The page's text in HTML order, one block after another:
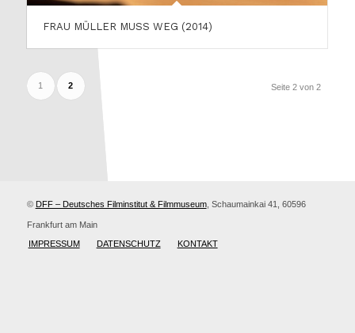
FRAU MÜLLER MUSS WEG (2014)
Seite 2 von 2
1 2
© DFF – Deutsches Filminstitut & Filmmuseum, Schaumainkai 41, 60596
Frankfurt am Main
IMPRESSUM
DATENSCHUTZ KONTAKT